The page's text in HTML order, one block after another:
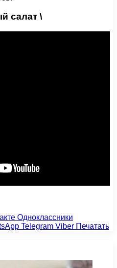
салат \
Одноклассники
Telegram Viber Печатать